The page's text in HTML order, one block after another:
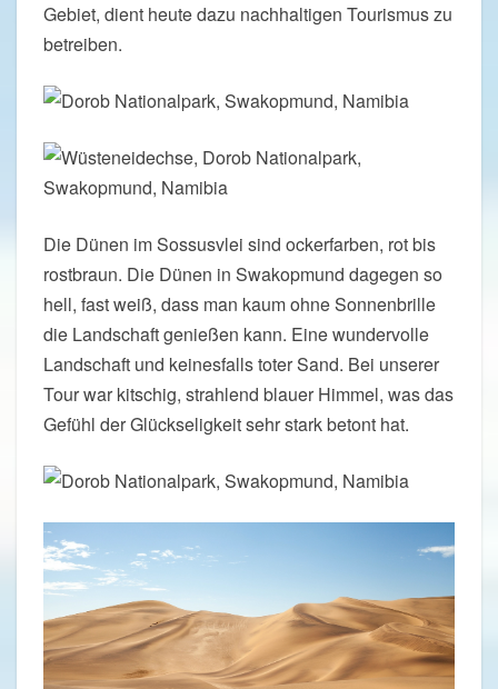
Gebiet, dient heute dazu nachhaltigen Tourismus zu
betreiben.
Die Dünen im Sossusvlei sind ockerfarben, rot bis
rostbraun. Die Dünen in Swakopmund dagegen so
hell, fast weiß, dass man kaum ohne Sonnenbrille
die Landschaft genießen kann. Eine wundervolle
Landschaft und keinesfalls toter Sand. Bei unserer
Tour war kitschig, strahlend blauer Himmel, was das
Gefühl der Glückseligkeit sehr stark betont hat.